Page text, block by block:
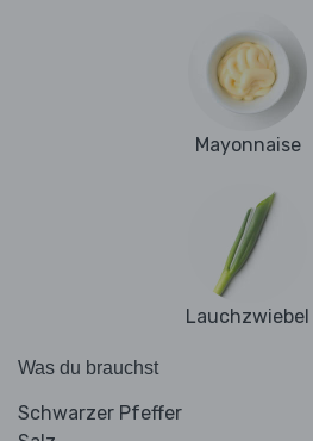
Mayonnaise
Lauchzwiebel
Was du brauchst
Schwarzer Pfeffer